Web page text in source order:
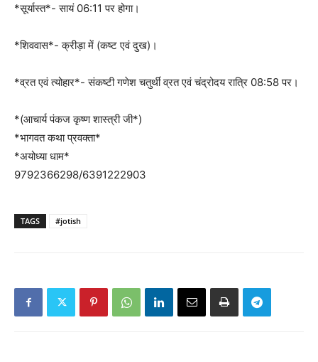
*सूर्यास्त*- सायं 06:11 पर होगा।
*शिववास*- क्रीड़ा में (कष्ट एवं दुख)।
*व्रत एवं त्योहार*- संकष्टी गणेश चतुर्थी व्रत एवं चंद्रोदय रात्रि 08:58 पर।
*(आचार्य पंकज कृष्ण शास्त्री जी*)
*भागवत कथा प्रवक्ता*
*अयोध्या धाम*
9792366298/6391222903
TAGS #jotish